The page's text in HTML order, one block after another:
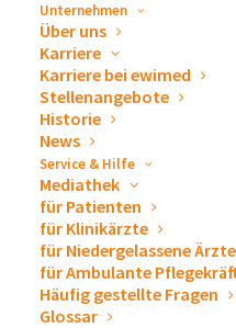
Unternehmen
Über uns
Karriere
Karriere bei ewimed
Stellenangebote
Historie
News
Service & Hilfe
Mediathek
für Patienten
für Klinikärzte
für Niedergelassene Ärzte
für Ambulante
Häufig gestellte Fragen
Glossar
Mag. Martin Indrich
c/o ewimed
Tullnerbachstraße 92a
3011 Neu-Purkersdorf
Österreich